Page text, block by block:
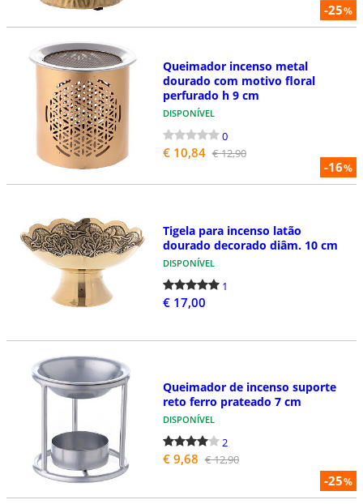
-25%
-16%
Queimador incenso metal
dourado com motivo floral
perfurado h 9 cm
DISPONÍVEL
0
€ 10,84 € 12,90
Tigela para incenso latão
dourado decorado diâm. 10 cm
DISPONÍVEL
1
€ 17,00
-25%
Queimador de incenso suporte
reto ferro prateado 7 cm
DISPONÍVEL
2
€ 9,68 € 12,90